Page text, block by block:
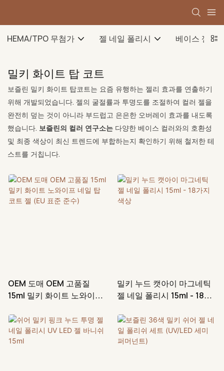
HEMA/TPO 무첨가 젤 네일 폴리시 베이스 젤
밀키 화이트 탑 코트
보즐린 밀키 화이트 탑코트는 요즘 유행하는 젤리 효과를 연출하기
위해 개발되었습니다. 젤의 굴절률과 투명도를 조절하여 컬러 젤을
완전히 덮는 것이 아니라 부드럽고 은은한 오버레이 효과를 내도록
했습니다. 보즐린의 컬러 연구소는 다양한 베이스 컬러와의 호환성
및 최종 색상이 최신 트렌드에 부합하는지 확인하기 위해 철저한 테
스트를 거칩니다.
OEM 도매 OEM 고품질
15ml 밀키 화이트 노와이프
수)
밀키 누드 캣아이 마그네틱
젤 네일 폴리시 15ml - 18가